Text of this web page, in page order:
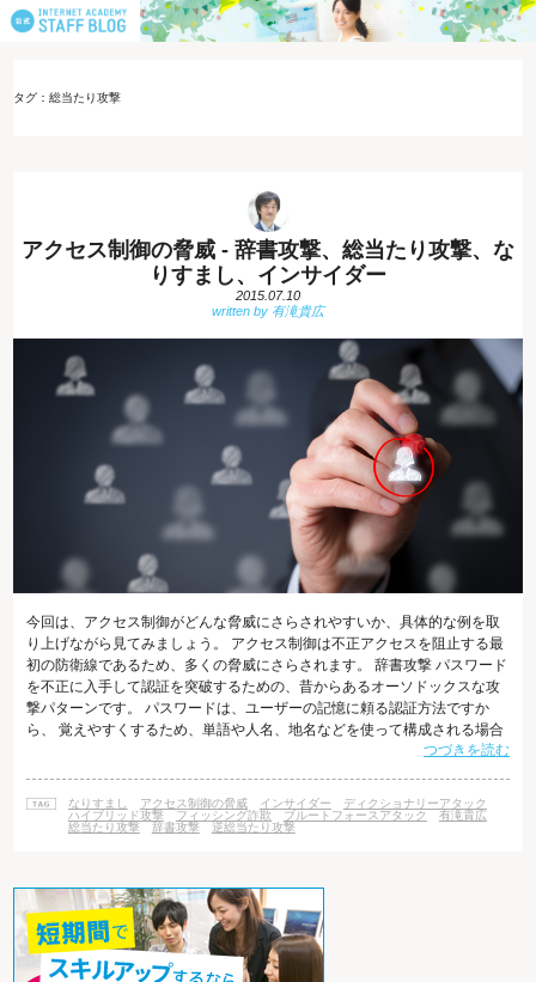
タグ：総当たり攻撃
アクセス制御の脅威 - 辞書攻撃、総当たり攻撃、な
りすまし、インサイダー
2015.07.10
今回は、アクセス制御がどんな脅威にさらされやすいか、具体的な例を取
り上げながら見てみましょう。 アクセス制御は不正アクセスを阻止する最
初の防衛線であるため、多くの脅威にさらされます。 辞書攻撃 パスワード
を不正に入手して認証を突破するための、昔からあるオーソドックスな攻
撃パターンです。 パスワードは、ユーザーの記憶に頼る認証方法ですか
ら、 覚えやすくするため、単語や人名、地名などを使って構成される場合
が多くあります。 たとえば、「四季」「動物の名称」「食べ物の名前」
いのではないでしょうか。 辞書攻撃では、このような辞書に載っている単
語や、人名などパスワードに使われそうな単語を辞書化したものを用いま
す。 何万語という言葉を収
つづきを読む
なりすまし アクセス制御の脅威 インサイダー
ディクショナリーアタック
ハイブリッド攻撃
フィッシング詐欺 ブルートフォースアタック
有滝貴広
総当たり攻撃
辞書攻撃 逆総当たり攻撃